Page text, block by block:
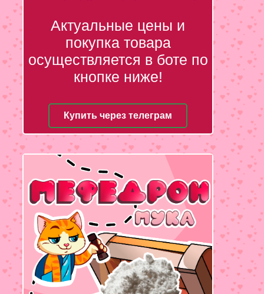
Актуальные цены и
покупка товара
осуществляется в боте по
кнопке ниже!
Купить через телеграм